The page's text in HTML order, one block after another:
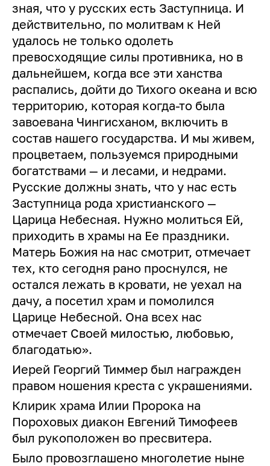
зная, что у русских есть Заступница. И
действительно, по молитвам к Ней
удалось не только одолеть
превосходящие силы противника, но в
дальнейшем, когда все эти ханства
распались, дойти до Тихого океана и всю
территорию, которая когда-то была
завоевана Чингисханом, включить в
состав нашего государства. И мы живем,
процветаем, пользуемся природными
богатствами — и лесами, и недрами.
Русские должны знать, что у нас есть
Заступница рода христианского —
Царица Небесная. Нужно молиться Ей,
приходить в храмы на Ее праздники.
Матерь Божия на нас смотрит, отмечает
тех, кто сегодня рано проснулся, не
остался лежать в кровати, не уехал на
дачу, а посетил храм и помолился
Царице Небесной. Она всех нас
отмечает Своей милостью, любовью,
благодатью».
Иерей Георгий Тиммер был награжден
правом ношения креста с украшениями.
Клирик храма Илии Пророка на
Пороховых диакон Евгений Тимофеев
был рукоположен во пресвитера.
Было провозглашено многолетие ныне